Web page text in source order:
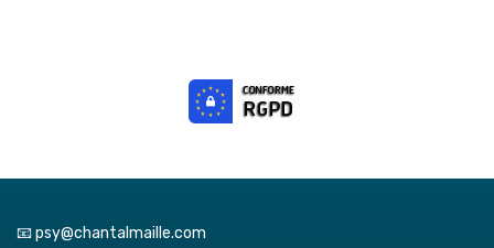
📧 psy@chantalmaille.com